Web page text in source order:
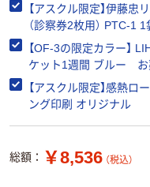
【アスクル限定】伊藤
【OF-3の限定カラー】
ケット1週間 ブルー お
ナル
【アスクル限定】感熱
ング印刷 オリジナル
総額： ￥8,536 （税込）